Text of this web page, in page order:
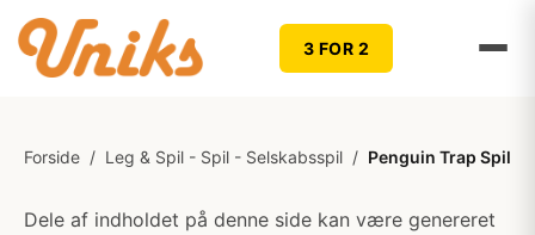
3 FOR 2
Forside / Leg & Spil - Spil - Selskabsspil / Penguin Trap Spil
Dele af indholdet på denne side kan være genereret